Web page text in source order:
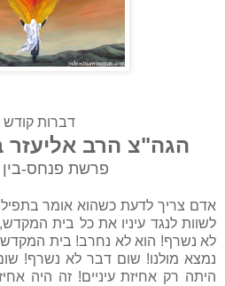
דברות קודש
הגה"צ הרב אליעזר
פרשת פנחס-
אדם צריך לדעת כשהוא אומר
לשוות לנגד עיניו את כל בית
לא נשרף! הוא לא נחרב! בית המקדש
נמצא מולנו! שום דבר לא נשרף!
היתה רק אחיזת עיניים! זה היה